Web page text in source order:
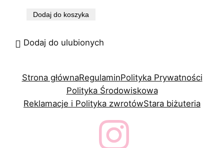
Dodaj do koszyka
Dodaj do ulubionych
Strona głównaRegulaminPolityka Prywatności
Polityka Środowiskowa
Reklamacje i Polityka zwrotówStara biżuteria